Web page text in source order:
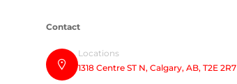
Contact
Locations
1318 Centre ST N, Calgary, AB, T2E 2R7